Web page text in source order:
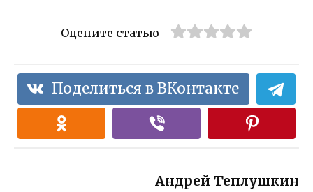
Оцените статью
Поделиться в ВКонтакте
Андрей Теплушкин